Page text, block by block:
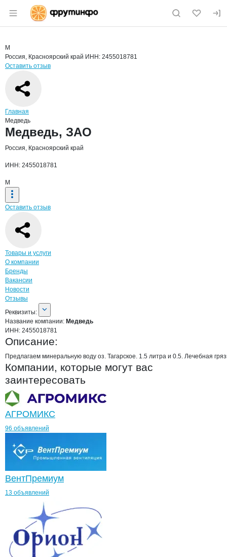
Раздел навигации по сайту fruitinfo.ru
Страница компании
Страница компании
Краткая информация о компании
М
Россия, Красноярский край ИНН: 2455018781
Оставить отзыв
Навигация по сайту
Главная
Медведь
Основная информация о компании
Медведь, ЗАО
Россия, Красноярский край
ИНН: 2455018781
М
Оставить отзыв
Навигация по странице
Товары и услуги
О компании
Бренды
Вакансии
Новости
Отзывы
О компании
Реквизиты
Реквизиты:
Название компании: Медведь
ИНН: 2455018781
Описание:
Предлагаем минеральную воду оз. Тагарское. 1.5 литра и 0.5. Лечебная
Компании, которые могут вас
заинтересовать
АГРОМИКС
96 объявлений
ВентПремиум
13 объявлений